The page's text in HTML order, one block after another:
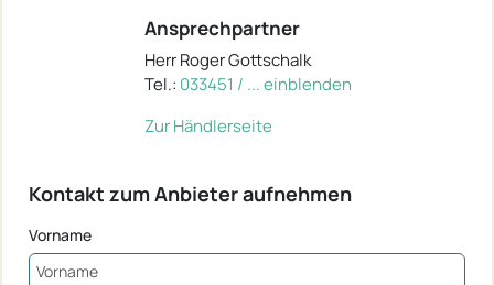
Ansprechpartner
Herr Roger Gottschalk
Tel.: 033451 / ... einblenden
Zur Händlerseite
Kontakt zum Anbieter aufnehmen
Vorname